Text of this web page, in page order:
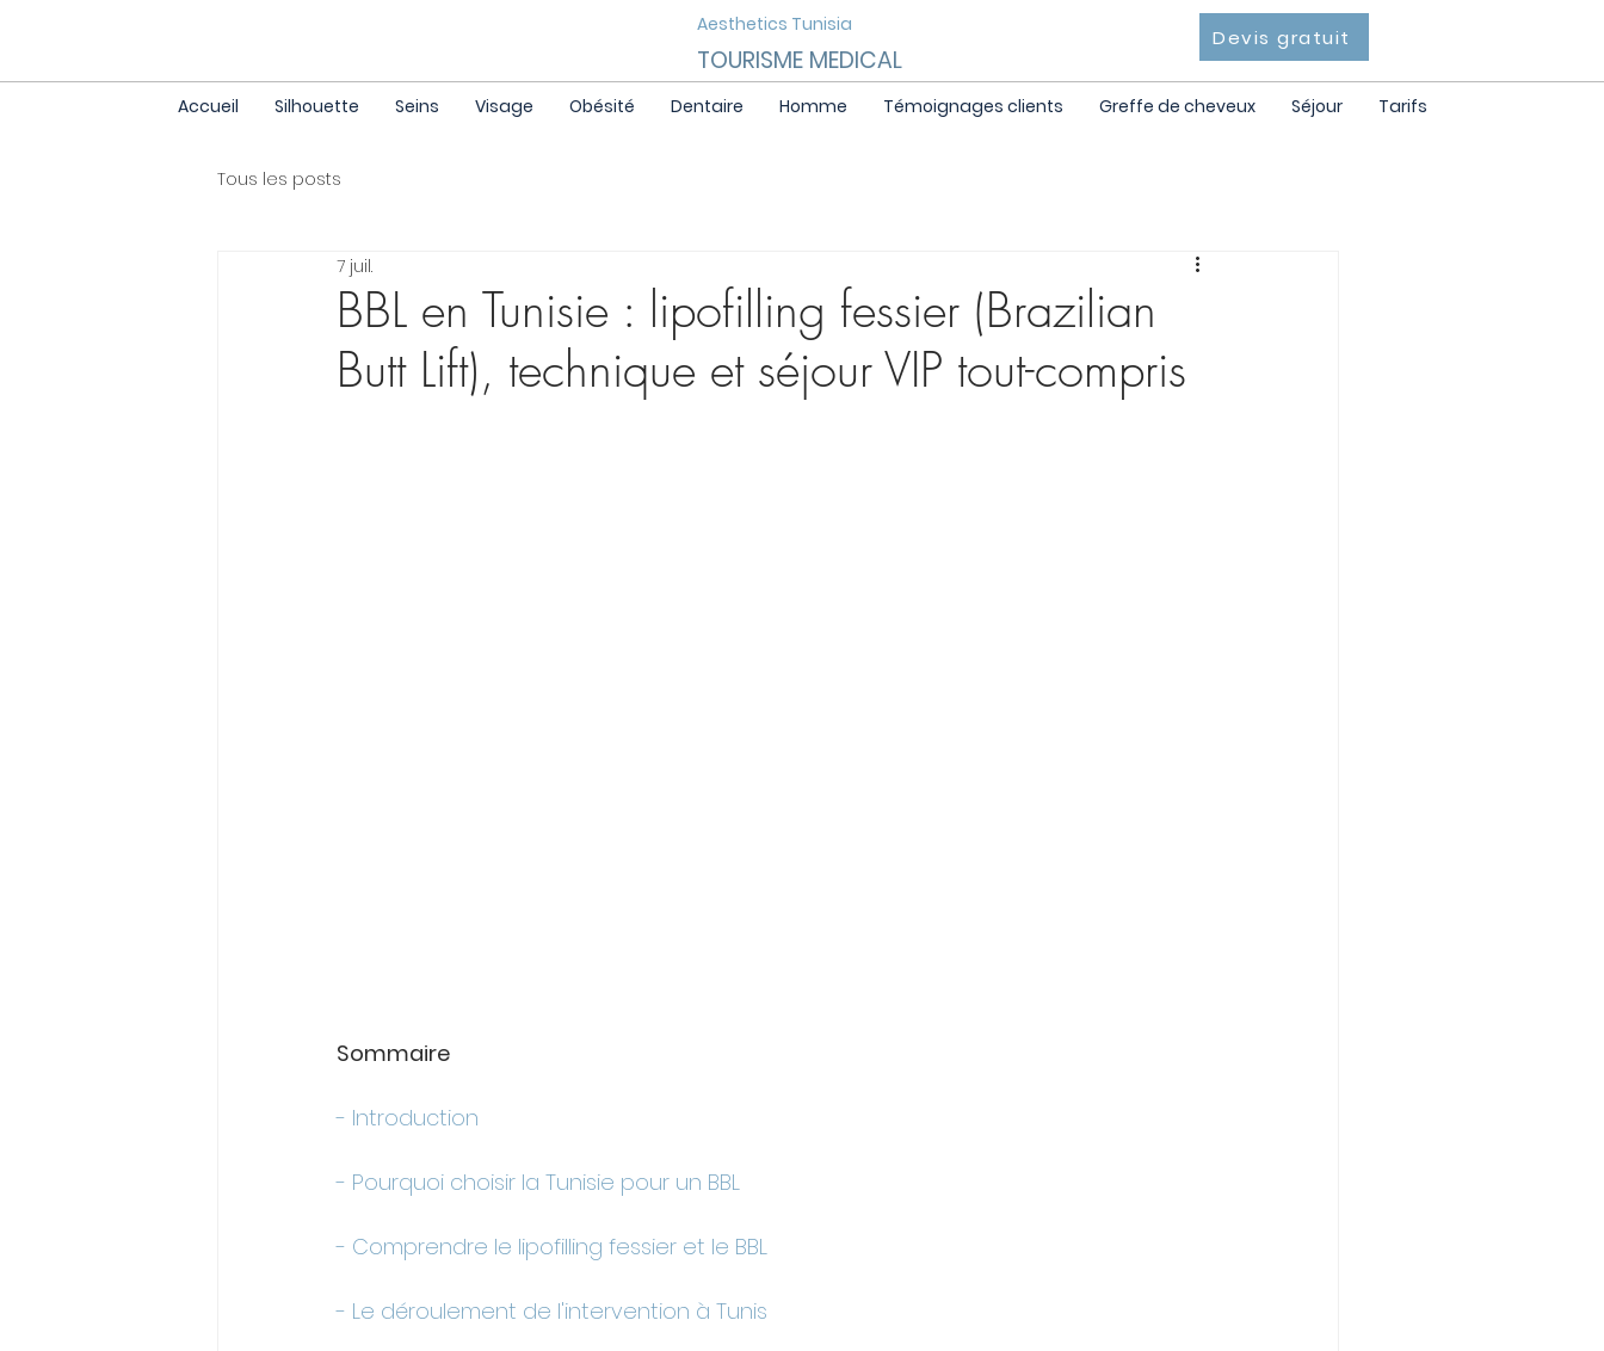
Aesthetics Tunisia
TOURISME MEDICAL
Devis gratuit
Accueil Silhouette Seins Visage Obésité Dentaire Homme Témoignages clients Greffe de cheveux Séjour Tarifs
Tous les posts
BBL en Tunisie : lipofilling fessier (Brazilian
Butt Lift), technique et séjour VIP tout-compris
7 juil.
Sommaire
- Introduction
- Pourquoi choisir la Tunisie pour un BBL
- Comprendre le lipofilling fessier et le BBL
- Le déroulement de l'intervention à Tunis